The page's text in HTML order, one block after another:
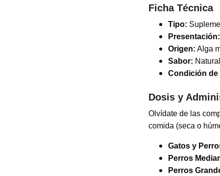
Ficha Técnica
Tipo:
Presentación:
Origen: Alga
Sabor:
Condición de
Dosis y
Olvídate de las
comida (seca o
Gatos y
Perros
Perros